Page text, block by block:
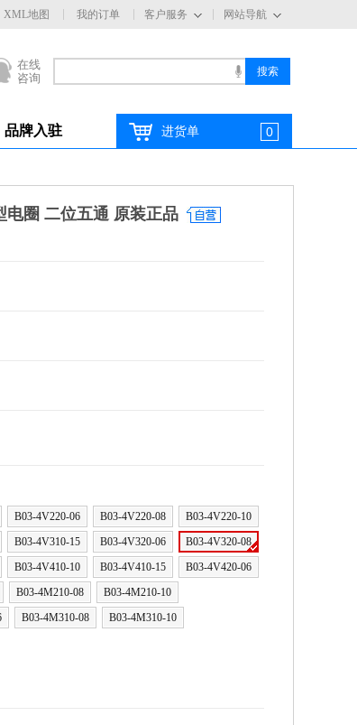
网站导航
客户服务
XML地图 我的订单
在线
咨询
品牌入驻 进货单 0
圈 二位五通 原装正品
B03-4V220-06 B03-4V220-08
B03-4V220-10
B03-4V310-15 B03-4V320-06
B03-4V320-08
B03-4V410-10 B03-4V410-15
B03-4V420-06
B03-4M210-08
B03-4M210-10
B03-4M310-08
B03-4M310-10